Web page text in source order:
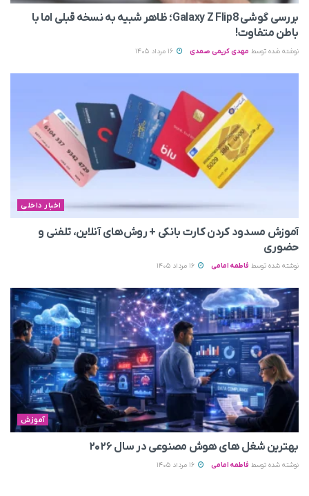
بررسی گوشی Galaxy Z Flip8؛ ظاهر شبیه به نسخه قبلی اما با
باطن متفاوت!
نوشته شده توسط مهدی کریمی صمدی
اخبار داخلی
آموزش مسدود کردن کارت بانکی + روش‌های آنلاین، تلفنی و
حضوری
نوشته شده توسط فاطمه امامی
آموزش
بهترین شغل های هوش مصنوعی در سال ۲۰۲۶
نوشته شده توسط فاطمه امامی